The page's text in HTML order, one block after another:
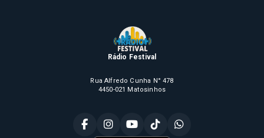
Rádio Festival
Rua Alfredo Cunha N° 478
4450-021 Matosinhos